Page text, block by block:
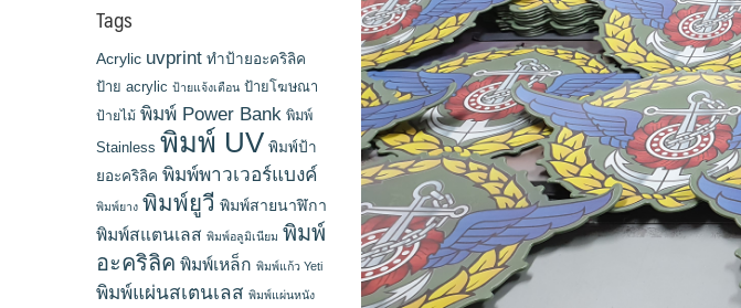
Tags
Acrylic uvprint ทำป้ายอะคริลิค
ป้าย acrylic ป้ายแจ้งเตือน ป้ายโฆษณา
ป้ายไม้ พิมพ์ Power Bank พิมพ์
Stainless พิมพ์ UV พิมพ์ป้า
ยอะคริลิค พิมพ์พาวเวอร์แบงค์
พิมพ์ยาง พิมพ์ยูวี พิมพ์สายนาฬิกา
พิมพ์สแตนเลส พิมพ์อลูมิเนียม พิมพ์
อะคริลิค พิมพ์เหล็ก พิมพ์แก้ว Yeti
พิมพ์แผ่นสเตนเลส พิมพ์แผ่นหนัง